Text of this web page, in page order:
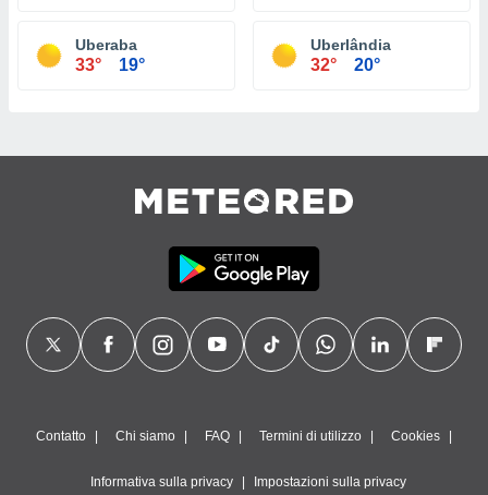
Uberaba
33° 19°
Uberlândia
32° 20°
Contatto Chi siamo FAQ Termini di utilizzo Cookies
Informativa sulla privacy Impostazioni sulla privacy